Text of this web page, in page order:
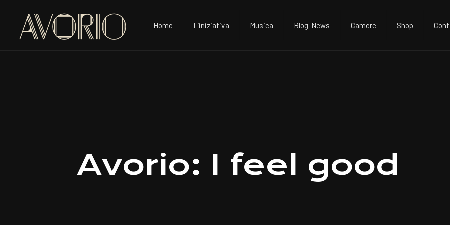
Home L’iniziativa Musica Blog-News Camere Shop
Avorio: I feel good